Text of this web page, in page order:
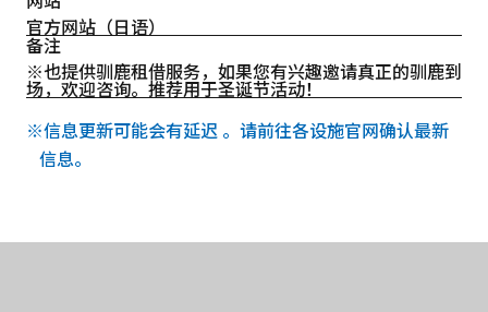
官方网站（日语）
备注
※也提供驯鹿租借服务，如果您有兴趣邀请真正的驯鹿到
场，欢迎咨询。推荐用于圣诞节活动！
※信息更新可能会有延迟 。请前往各设施官网确认最新
信息。